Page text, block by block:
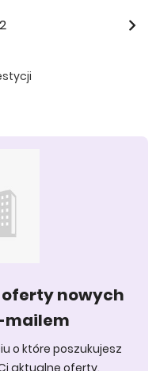
2
nowych
o które poszukujesz
aktualne oferty.